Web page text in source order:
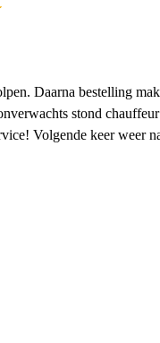
Daarna bestelling
stond
Volgende keer weer